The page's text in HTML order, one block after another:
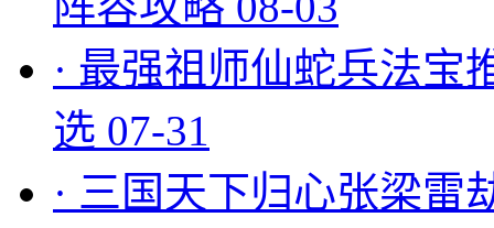
· 最强祖师仙蛇兵法宝
选 07-31
· 三国天下归心张梁雷